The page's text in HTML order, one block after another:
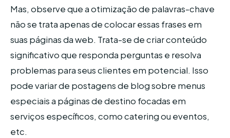
Mas, observe que a otimização de palavras-chave
não se trata apenas de colocar essas frases em
suas páginas da web. Trata-se de criar conteúdo
significativo que responda perguntas e resolva
problemas para seus clientes em potencial. Isso
pode variar de postagens de blog sobre menus
especiais a páginas de destino focadas em
serviços específicos, como catering ou eventos,
etc.